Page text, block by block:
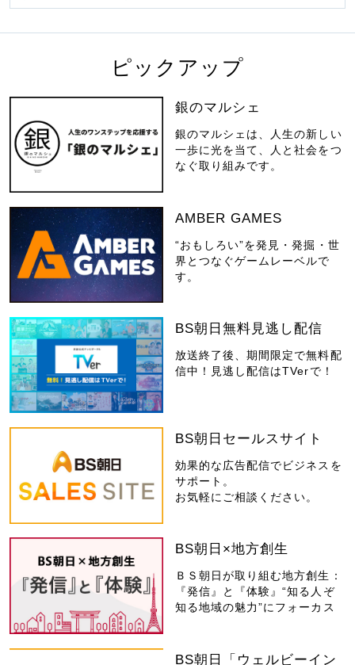
ピックアップ
銀のマルシェ
銀のマルシェは、人生の新しい
一歩に光を当て、人と社会をつ
なぐ取り組みです。
AMBER GAMES
“おもしろい”を発見・発掘・世
界とつなぐゲームレーベルで
す。
BS朝日無料見逃し配信
放送終了後、期間限定で無料配
信中！見逃し配信はTVerで！
BS朝日セールスサイト
効果的な広告配信でビジネスを
サポート。
お気軽にご相談ください。
BS朝日×地方創生
ＢＳ朝日が取り組む地方創生：
『発信』と『体験』“知る人ぞ
知る地域の魅力”にフォーカス
BS朝日「ウェルビーイン